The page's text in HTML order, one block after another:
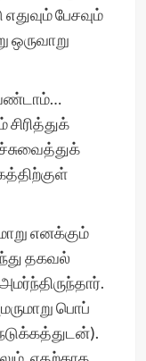
பேசவும்
ஒருவாறு
எனக்கும்
தகவல்
பொப்